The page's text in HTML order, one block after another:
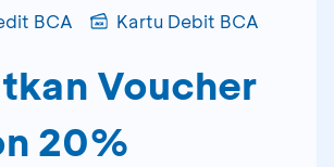
BCA Kartu Debit BCA
Voucher
20%